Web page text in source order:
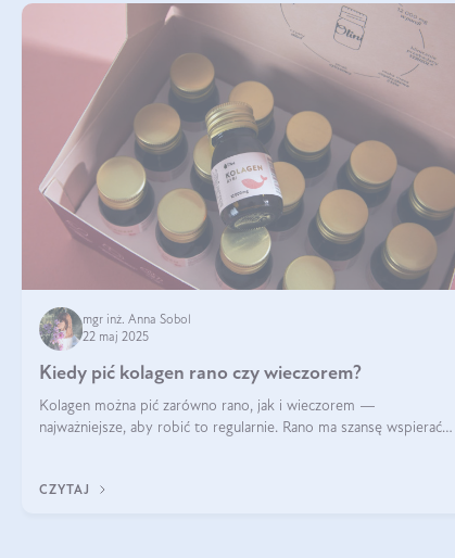
mgr inż. Anna Sobol
22 maj 2025
Kiedy pić kolagen rano czy wieczorem?
Kolagen można pić zarówno rano, jak i wieczorem —
najważniejsze, aby robić to regularnie. Rano ma szansę wspierać
CZYTAJ